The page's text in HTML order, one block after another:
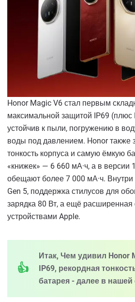
Honor Magic V6 стал первым
максимальной защитой IP69 (плюс
устойчив к пыли, погружению в
воды под давлением. Honor также
тонкость корпуса и самую ёмкую
«книжек» — 6 660 мА·ч, а в версии
обещают более 7 000 мА·ч.
Gen 5, поддержка стилусов для
зарядка 80 Вт, а ещё расширенная
устройствами Apple.
Итак, Чем удивил Honor
IP69, рекордная
батарея - далее в нашей